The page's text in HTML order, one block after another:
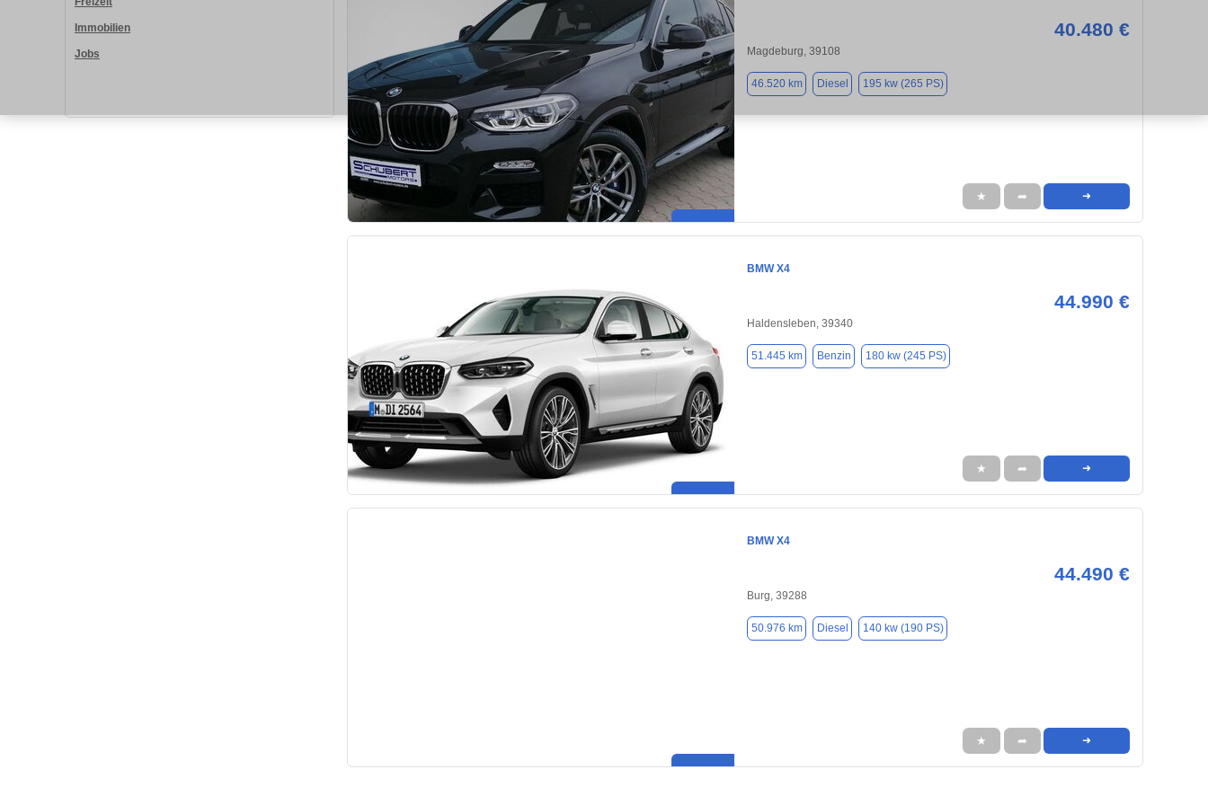
Immobilien
Jobs
40.480 €
Magdeburg, 39108
46.520 km Diesel 195 kw (265 PS)
★ ➦ ➜
BMW X4
44.990 €
Haldensleben, 39340
51.445 km Benzin 180 kw (245 PS)
★ ➦ ➜
BMW X4
44.490 €
Burg, 39288
50.976 km Diesel 140 kw (190 PS)
★ ➦ ➜